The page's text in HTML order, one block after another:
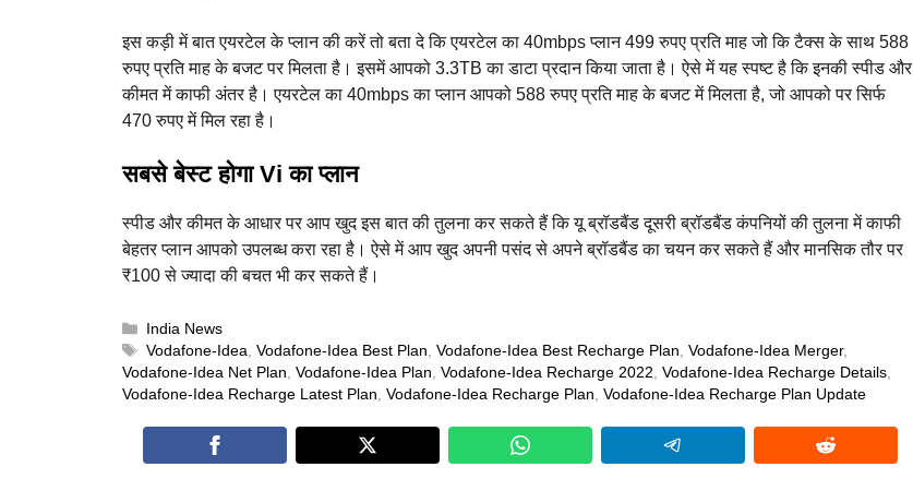
इस कड़ी में बात एयरटेल के प्लान की करें तो बता दे कि एयरटेल का 40mbps प्लान 499 रुपए प्रति माह जो कि टैक्स के साथ 588
रुपए प्रति माह के बजट पर मिलता है। इसमें आपको 3.3TB का डाटा प्रदान किया जाता है। ऐसे में यह स्पष्ट है कि इनकी स्पीड और
कीमत में काफी अंतर है। एयरटेल का 40mbps का प्लान आपको 588 रुपए प्रति माह के बजट में मिलता है, जो आपको पर सिर्फ
470 रुपए में मिल रहा है।
सबसे बेस्ट होगा Vi का प्लान
स्पीड और कीमत के आधार पर आप खुद इस बात की तुलना कर सकते हैं कि यू ब्रॉडबैंड दूसरी ब्रॉडबैंड कंपनियों की तुलना में काफी
बेहतर प्लान आपको उपलब्ध करा रहा है। ऐसे में आप खुद अपनी पसंद से अपने ब्रॉडबैंड का चयन कर सकते हैं और मानसिक तौर पर
₹100 से ज्यादा की बचत भी कर सकते हैं।
Categories
India News
Tags
Vodafone-Idea Vodafone-Idea Best Plan Vodafone-Idea Best Recharge Plan Vodafone-Idea Merger,
Vodafone-Idea Net Plan Vodafone-Idea Plan Vodafone-Idea Recharge 2022 Vodafone-Idea Recharge Details
Vodafone-Idea Recharge Latest Plan Vodafone-Idea Recharge Plan Vodafone-Idea Recharge Plan Update